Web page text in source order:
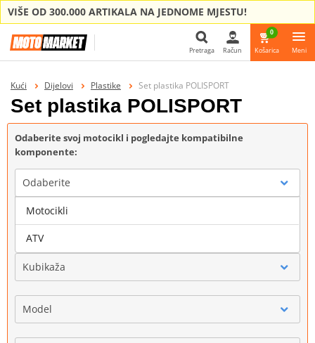
VIŠE OD 300.000 ARTIKALA NA JEDNOME MJESTU!
Pretraga Račun
0
Košarica Meni
Kući Dijelovi Plastike Set plastika POLISPORT
Set plastika POLISPORT
Odaberite svoj motocikl i pogledajte kompatibilne
komponente:
Odaberite
Marka
Kubikaža
Model
Motocikli
ATV